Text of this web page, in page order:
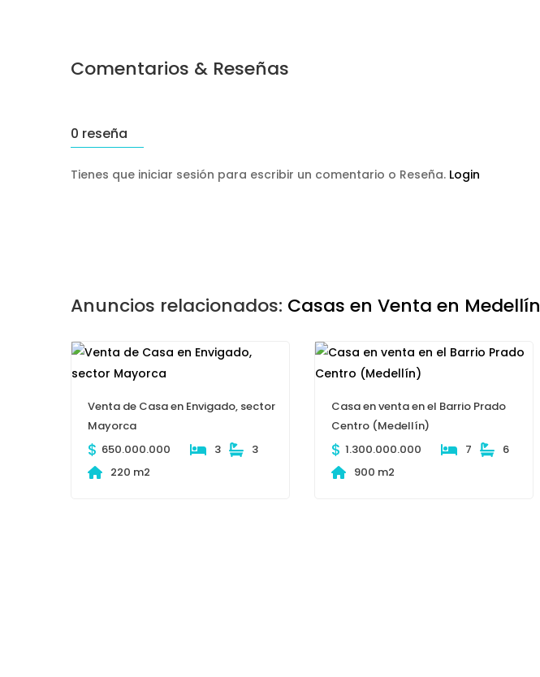
Comentarios & Reseñas
0 reseña
Tienes que iniciar sesión para escribir un comentario o Reseña. Login
Anuncios relacionados: Casas en Venta en Medellín
Venta de Casa en Envigado, sector
Mayorca
$ 650.000.000 3
3
220 m2
Casa en venta en el Barrio Prado
Centro (Medellín)
$ 1.300.000.000 7
6
900 m2